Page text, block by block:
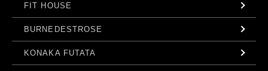
FIT HOUSE
BURNEDESTROSE
KONAKA FUTATA